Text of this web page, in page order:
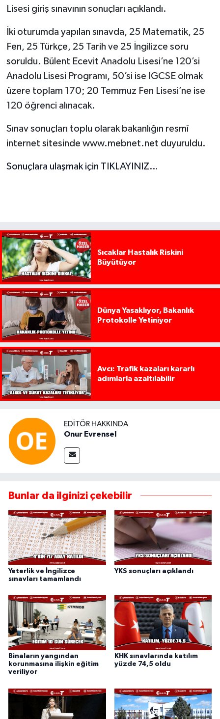
Lisesi giriş sınavının sonuçları açıklandı.
İki oturumda yapılan sınavda, 25 Matematik, 25
Fen, 25 Türkçe, 25 Tarih ve 25 İngilizce soru
soruldu. Bülent Ecevit Anadolu Lisesi’ne 120’si
Anadolu Lisesi Programı, 50’si ise IGCSE olmak
üzere toplam 170; 20 Temmuz Fen Lisesi’ne ise
120 öğrenci alınacak.
Sınav sonuçları toplu olarak bakanlığın resmî
internet sitesinde www.mebnet.net duyuruldu.
Sonuçlara ulaşmak için TIKLAYINIZ…
Sıcaklar Hastalık Riskini
Büyütüyor
Dünya Yasaklıyor, Bakanlık
Protokolle Yetiniyor
Avcı: Trafik kazaları kararlı
adımlarla azaltılabilir
EDITÖR HAKKINDA
Onur Evrensel
Bunlar da ilginizi çekebilir
Yeterlik ve İngilizce
sınavları tamamlandı
YKS sonuçları açıklandı
Binaların yangından
korunmasına ilişkin eğitim
veriliyor
KHK sınavlarında katılım
yüzde 74,5 oldu